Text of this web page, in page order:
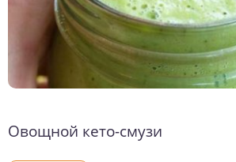
Овощной кето-смузи